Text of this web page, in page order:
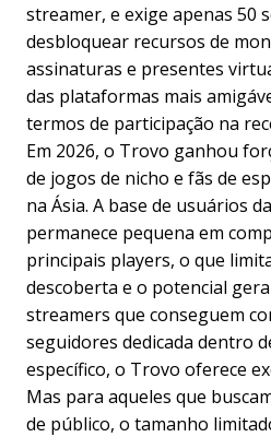
streamer, e exige apenas 50
desbloquear recursos de
assinaturas e presentes
das plataformas mais
termos de participação na
Em 2026, o Trovo ganhou
de jogos de nicho e fãs de
na Ásia. A base de usuários
permanece pequena em
principais players, o que
descoberta e o potencial
streamers que conseguem
seguidores dedicada dentro
específico, o Trovo oferece
Mas para aqueles que
de público, o tamanho